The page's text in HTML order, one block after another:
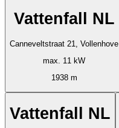
Vattenfall NL
Canneveltstraat 21, Vollenhove
max. 11 kW
1938 m
Vattenfall NL